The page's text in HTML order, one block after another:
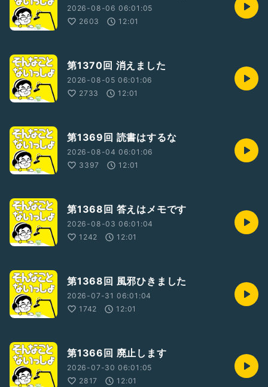
2026-08-06 06:01:05
2603
12:01
第1370回 消えました
2026-08-05 06:01:06
2733
12:01
第1369回 読書はするな
2026-08-04 06:01:06
3397
12:01
第1368回 答えはメモです
2026-08-03 06:01:04
1242
12:01
第1368回 風邪ひきました
2026-07-31 06:01:04
1742
12:01
第1366回 廃止します
2026-07-30 06:01:05
2817
12:01